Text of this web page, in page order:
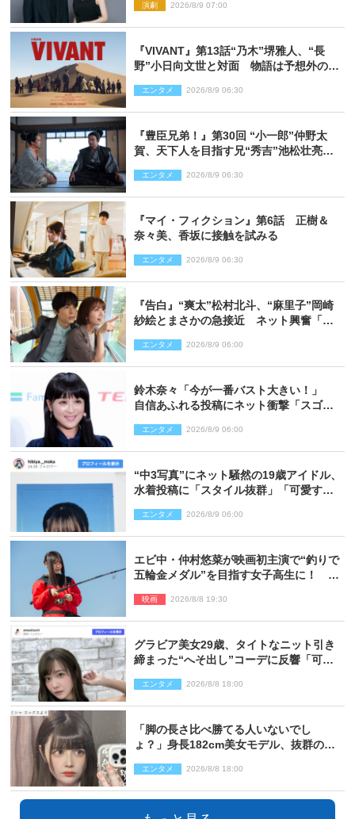
演劇 2026/8/9 07:00
『VIVANT』第13話“乃木”堺雅人、“長
野”小日向文世と対面 物語は予想外の展
エンタメ 2026/8/9 06:30
『豊臣兄弟！』第30回 “小一郎”仲野太
賀、天下人を目指す兄“秀吉”池松壮亮
エンタメ 2026/8/9 06:30
『マイ・フィクション』第6話 正樹＆
奈々美、香坂に接触を試みる
エンタメ 2026/8/9 06:30
『告白』“爽太”松村北斗、“麻里子”岡崎
紗絵とまさかの急接近 ネット興奮「そ
り）
エンタメ 2026/8/9 06:00
鈴木奈々「今が一番バスト大きい！」
自信あふれる投稿にネット衝撃「スゴ
エンタメ 2026/8/9 06:00
“中3写真”にネット騒然の19歳アイドル、
水着投稿に「スタイル抜群」「可愛すぎ
エンタメ 2026/8/9 06:00
エビ中・仲村悠菜が映画初主演で“釣りで
五輪金メダル”を目指す女子高生に！ 映
映画 2026/8/8 19:30
グラビア美女29歳、タイトなニット引き
締まった“へそ出し”コーデに反響「可愛
エンタメ 2026/8/8 18:00
「脚の長さ比べ勝てる人いないでし
ょ？」身長182cm美女モデル、抜群のプ
エンタメ 2026/8/8 18:00